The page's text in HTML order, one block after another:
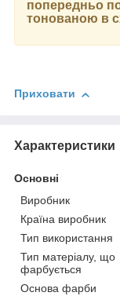
попередньо
тонованою в
Приховати
Характеристики
Основні
Виробник
Країна виробник
Тип використання
Тип матеріалу, що
фарбується
Основа фарби